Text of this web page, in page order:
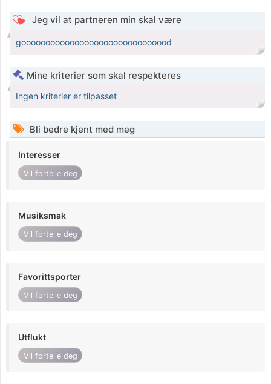
Jeg vil at partneren min skal være
gooooooooooooooooooooooooooooood
Mine kriterier som skal respekteres
Ingen kriterier er tilpasset
Bli bedre kjent med meg
Interesser
Vil fortelle deg
Musiksmak
Vil fortelle deg
Favorittsporter
Vil fortelle deg
Utflukt
Vil fortelle deg